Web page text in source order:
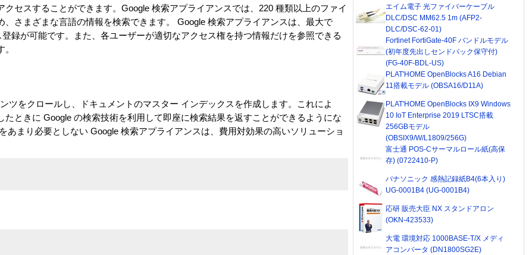
セスすることができます。Google 検索アプライアンスでは、220 種類以上のファイ
、さまざまな言語の情報を検索できます。 Google 検索アプライアンスは、最大で
録が可能です。また、各ユーザーが適切なアクセス権を持つ情報だけを参照できる
ツをクロールし、ドキュメントのマスター インデックスを作成します。これによ
たときに Google の検索技術を利用して即座に検索結果を返すことができるようにな
あまり必要としない Google 検索アプライアンスは、費用対効果の高いソリューショ
エイム電子 光ファイバーケーブル
DLC/DSC MM62.5 1m (AFP2-
DLC/DSC-62-01)
Fortinet FortiGate-40F バンドルモデル
(初年度先出しセンドバック保守付)
(FG-40F-BDL-US)
PLAT'HOME OpenBlocks A16 Debian
11搭載モデル (OBSA16/D11A)
PLAT'HOME OpenBlocks IX9 Windows
10 IoT Enterprise 2019 LTSC搭載
256GBモデル
(OBSIX9/W/L1809/256G)
富士通 POS-Cサーマルロール紙(高保
存) (0722410-P)
パナソニック 感熱記録紙B4(6本入り)
UG-0001B4 (UG-0001B4)
応研 販売大臣 NX スタンドアロン
(OKN-423533)
大電 環境対応 1000BASE-T/X メディ
アコンバータ (DN1800SG2E)